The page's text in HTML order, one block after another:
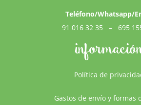
Política de
Gastos de envío y formas
Teléfono/Whatsapp/
91 016 32 35
– 695